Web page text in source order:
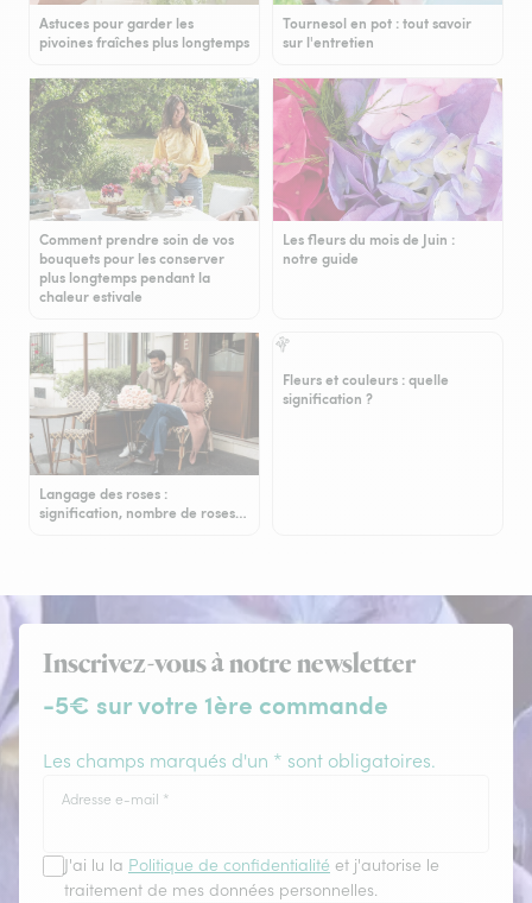
Astuces pour garder les
pivoines fraîches plus longtemps
Tournesol en pot : tout savoir
sur l'entretien
Comment prendre soin de vos
bouquets pour les conserver
plus longtemps pendant la
chaleur estivale
Les fleurs du mois de Juin :
notre guide
Langage des roses :
signification, nombre de roses…
Fleurs et couleurs : quelle
signification ?
Inscrivez-vous à notre newsletter
-5€ sur votre 1ère commande
Les champs marqués d'un * sont obligatoires.
Adresse e-mail *
J'ai lu la Politique de confidentialité et j'autorise le
traitement de mes données personnelles.